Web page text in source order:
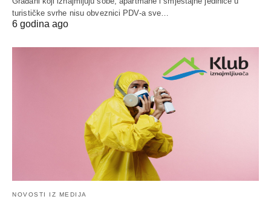
turističke svrhe nisu obveznici PDV-a sve…
6 godina ago
NOVOSTI IZ MEDIJA